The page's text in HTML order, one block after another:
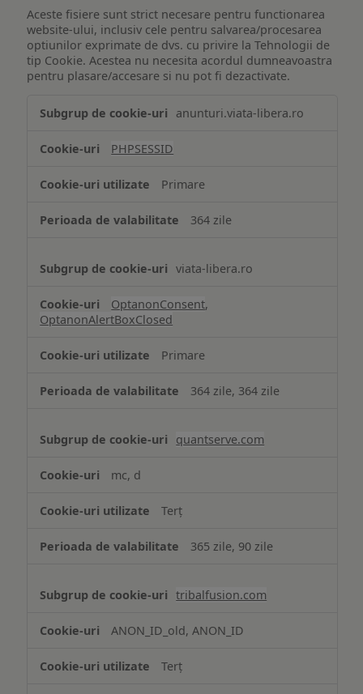
Aceste fisiere sunt strict necesare pentru functionarea
website-ului, inclusiv cele pentru salvarea/procesarea
optiunilor exprimate de dvs. cu privire la Tehnologii de
tip Cookie. Acestea nu necesita acordul dumneavoastra
pentru plasare/accesare si nu pot fi dezactivate.
de
Cookie
necesare
anunturi.viata-libera.ro
PHPSESSID
Primare
364 zile
viata-libera.ro
OptanonConsent,
OptanonAlertBoxClosed
Primare
364 zile, 364 zile
quantserve.com
mc, d
Terț
365 zile, 90 zile
tribalfusion.com
ANON_ID_old, ANON_ID
Terț